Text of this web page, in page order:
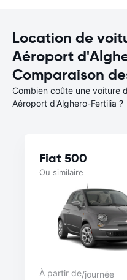
Location de
Aéroport
Comparaison
Combien coûte une voiture
Aéroport d'Alghero-Fertilia ?
Fiat 500
Ou similaire
À partir de/journée